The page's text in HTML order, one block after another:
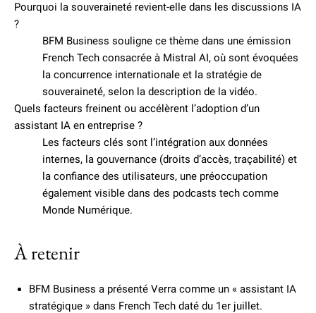
Pourquoi la souveraineté revient-elle dans les discussions IA
?
BFM Business souligne ce thème dans une émission
French Tech consacrée à Mistral AI, où sont évoquées
la concurrence internationale et la stratégie de
souveraineté, selon la description de la vidéo.
Quels facteurs freinent ou accélèrent l’adoption d’un
assistant IA en entreprise ?
Les facteurs clés sont l’intégration aux données
internes, la gouvernance (droits d’accès, traçabilité) et
la confiance des utilisateurs, une préoccupation
également visible dans des podcasts tech comme
Monde Numérique.
À retenir
BFM Business a présenté Verra comme un « assistant IA
stratégique » dans French Tech daté du 1er juillet.